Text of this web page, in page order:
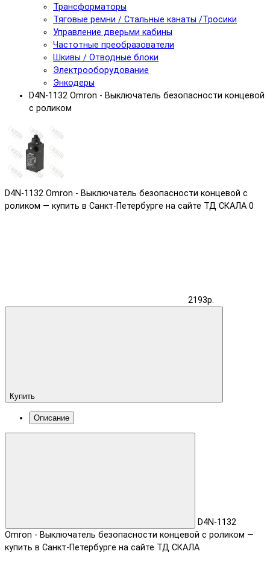
Трансформаторы
Тяговые ремни / Стальные канаты /Тросики
Управление дверьми кабины
Частотные преобразователи
Шкивы / Отводные блоки
Электрооборудование
Энкодеры
D4N-1132 Omron - Выключатель безопасности концевой
с роликом
D4N-1132 Omron - Выключатель безопасности концевой с
роликом — купить в Санкт-Петербурге на сайте ТД СКАЛА 0
2193р.
Купить
Описание
D4N-1132
Omron - Выключатель безопасности концевой с роликом —
купить в Санкт-Петербурге на сайте ТД СКАЛА